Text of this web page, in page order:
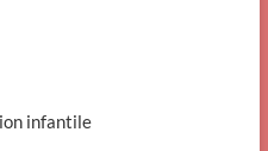
infantile